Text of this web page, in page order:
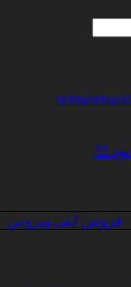
32
فروش آنتی ویروس